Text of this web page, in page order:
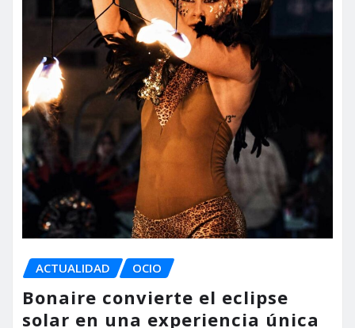
ACTUALIDAD OCIO
Bonaire convierte el eclipse
solar en una experiencia única